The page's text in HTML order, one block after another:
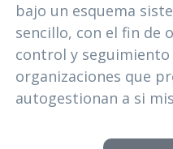
bajo un esquema
sencillo, con el fin de
control y
organizaciones que
autogestionan a si